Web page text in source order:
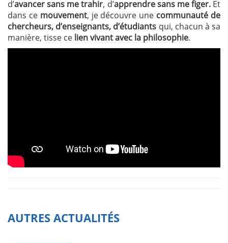
d’avancer sans me trahir, d’apprendre sans me figer.Et
dans ce mouvement, je découvre une communauté de
chercheurs, d’enseignants, d’étudiants qui, chacun à sa
manière, tisse ce lien vivant avec la philosophie.
AUTRES ACTUALITÉS